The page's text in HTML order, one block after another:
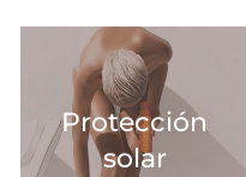
Protección
solar